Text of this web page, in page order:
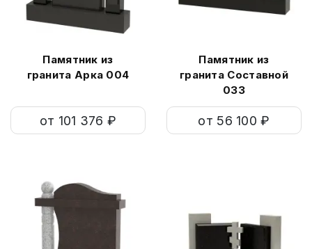
Памятник из
гранита Арка 004
от 101 376 ₽
Памятник из
гранита Составной
033
от 56 100 ₽